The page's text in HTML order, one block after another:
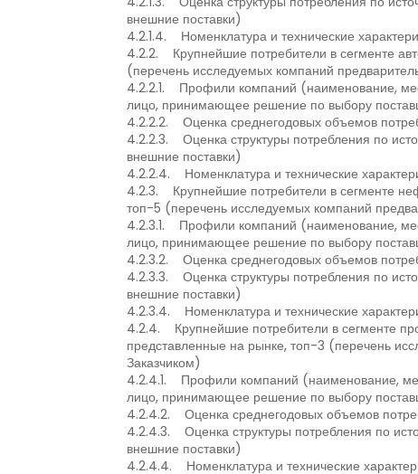
внешние поставки)
4.2.1.4. Номенклатура и технические
4.2.2. Крупнейшие потребители в сегменте
(перечень исследуемых компаний
4.2.2.1. Профили компаний (наименование,
лицо, принимающее решение по выбору
4.2.2.2. Оценка среднегодовых объемов
4.2.2.3. Оценка структуры потребления по
внешние поставки)
4.2.2.4. Номенклатура и технические
4.2.3. Крупнейшие потребители в сегменте
топ-5 (перечень исследуемых компаний
4.2.3.1. Профили компаний (наименование,
лицо, принимающее решение по выбору
4.2.3.2. Оценка среднегодовых объемов
4.2.3.3. Оценка структуры потребления по
внешние поставки)
4.2.3.4. Номенклатура и технические
4.2.4. Крупнейшие потребители в сегменте
представленные на рынке, топ-3 (перечень
Заказчиком)
4.2.4.1. Профили компаний (наименование,
лицо, принимающее решение по выбору
4.2.4.2. Оценка среднегодовых объемов
4.2.4.3. Оценка структуры потребления по
внешние поставки)
4.2.4.4. Номенклатура и технические